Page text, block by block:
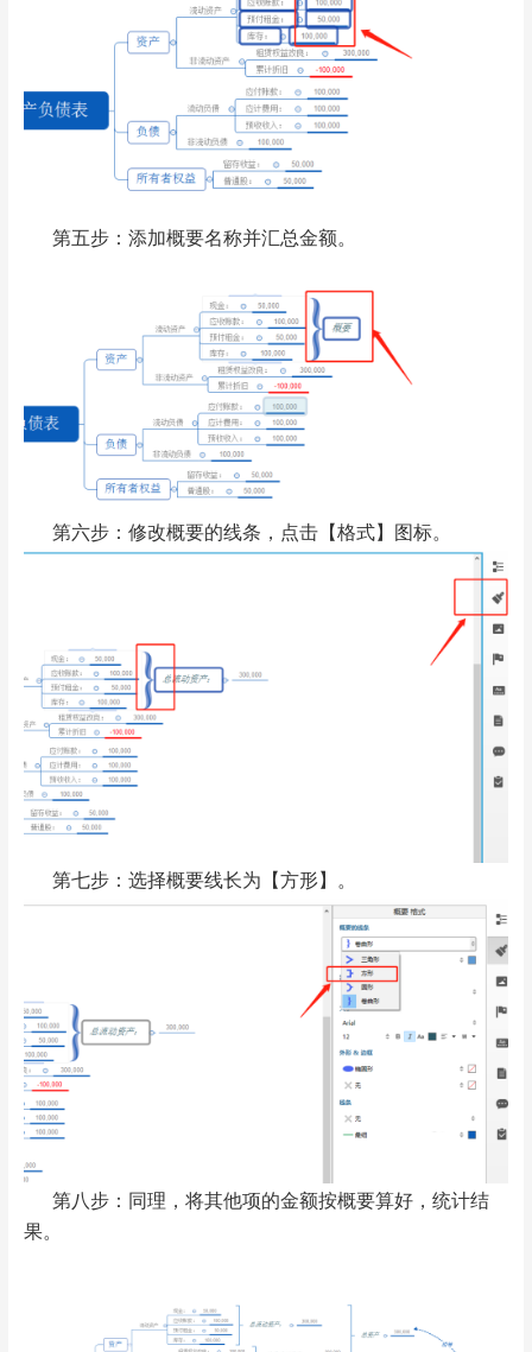
第五步：添加概要名称并汇总金额。
第六步：修改概要的线条，点击【格式】图标。
第七步：选择概要线长为【方形】。
第八步：同理，将其他项的金额按概要算好，统计结
果。